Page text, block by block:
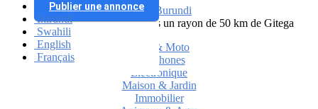
Publier une annonce
Ikirundi
Swahili
English
Français
Burundi
Toutes les annonces dans un rayon de 50 km de Gitega
Auto & Moto
Téléphones
Electronique
Maison & Jardin
Immobilier